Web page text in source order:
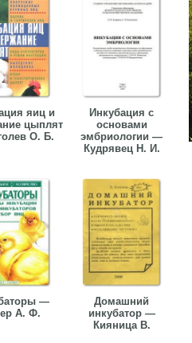
яиц и
цыплят
О. Б.
Инкубация с
основами
эмбриологии —
Кудрявец Н. И.
—
А. Ф.
Домашний
инкубатор —
Кияница В.